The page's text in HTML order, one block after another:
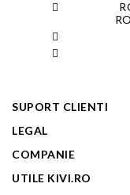
SUPORT CLIENTI
LEGAL
COMPANIE
UTILE KIVI.RO